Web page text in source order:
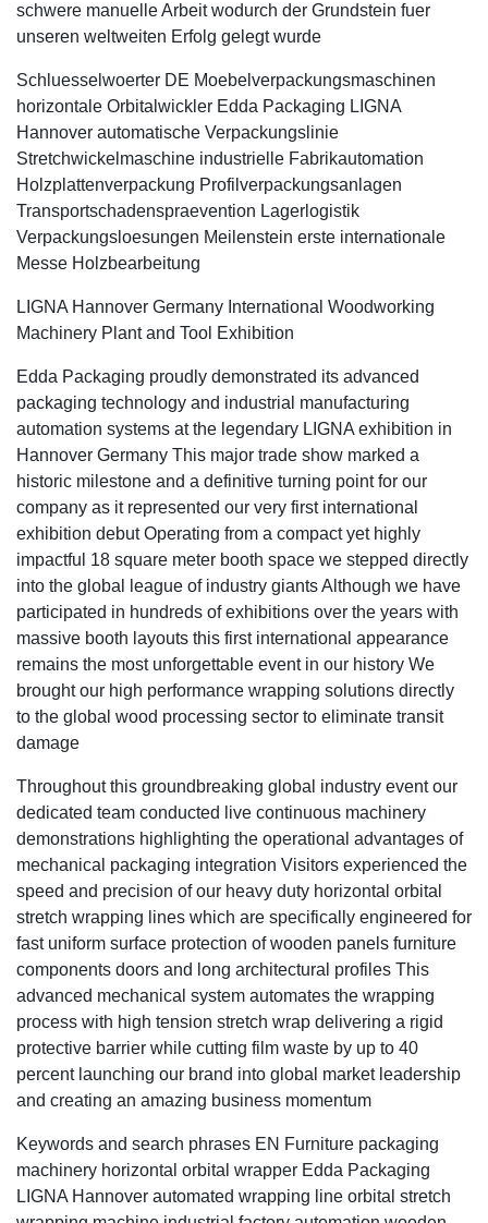
schwere manuelle Arbeit wodurch der Grundstein fuer
unseren weltweiten Erfolg gelegt wurde
Schluesselwoerter DE Moebelverpackungsmaschinen
horizontale Orbitalwickler Edda Packaging LIGNA
Hannover automatische Verpackungslinie
Stretchwickelmaschine industrielle Fabrikautomation
Holzplattenverpackung Profilverpackungsanlagen
Transportschadenspraevention Lagerlogistik
Verpackungsloesungen Meilenstein erste internationale
Messe Holzbearbeitung
LIGNA Hannover Germany International Woodworking
Machinery Plant and Tool Exhibition
Edda Packaging proudly demonstrated its advanced
packaging technology and industrial manufacturing
automation systems at the legendary LIGNA exhibition in
Hannover Germany This major trade show marked a
historic milestone and a definitive turning point for our
company as it represented our very first international
exhibition debut Operating from a compact yet highly
impactful 18 square meter booth space we stepped directly
into the global league of industry giants Although we have
participated in hundreds of exhibitions over the years with
massive booth layouts this first international appearance
remains the most unforgettable event in our history We
brought our high performance wrapping solutions directly
to the global wood processing sector to eliminate transit
damage
Throughout this groundbreaking global industry event our
dedicated team conducted live continuous machinery
demonstrations highlighting the operational advantages of
mechanical packaging integration Visitors experienced the
speed and precision of our heavy duty horizontal orbital
stretch wrapping lines which are specifically engineered for
fast uniform surface protection of wooden panels furniture
components doors and long architectural profiles This
advanced mechanical system automates the wrapping
process with high tension stretch wrap delivering a rigid
protective barrier while cutting film waste by up to 40
percent launching our brand into global market leadership
and creating an amazing business momentum
Keywords and search phrases EN Furniture packaging
machinery horizontal orbital wrapper Edda Packaging
LIGNA Hannover automated wrapping line orbital stretch